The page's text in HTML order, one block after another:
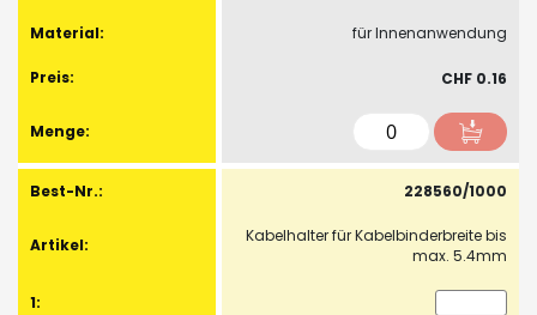
für Innenanwendung
CHF 0.16
228560/1000
Kabelhalter für Kabelbinderbreite bis
max. 5.4mm